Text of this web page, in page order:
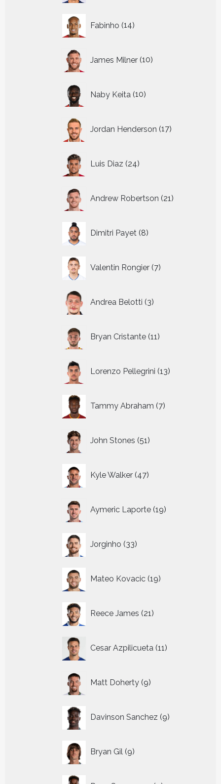
Fabinho 14
producten
James Milner 10
producten
Naby Keita 10
producten
Jordan Henderson 17
producten
Luis Diaz 24
producten
Andrew Robertson 21
producten
Dimitri Payet 8
producten
Valentin Rongier 7
producten
Andrea Belotti 3
producten
Bryan Cristante 11
producten
Lorenzo Pellegrini 13
producten
Tammy Abraham 7
producten
John Stones 51
producten
Kyle Walker 47
producten
Aymeric Laporte 19
producten
Jorginho 33
producten
Mateo Kovacic 19
producten
Reece James 21
producten
Cesar Azpilicueta 11
producten
Matt Doherty 9
producten
Davinson Sanchez 9
producten
Bryan Gil 9
producten